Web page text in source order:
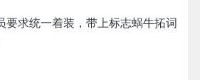
要求统一着装，带上标志蜗牛拓词